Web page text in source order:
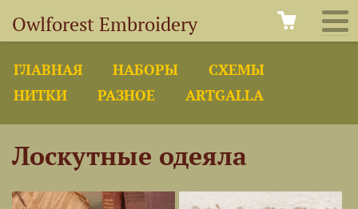
Owlforest Embroidery
ГЛАВНАЯ НАБОРЫ
СХЕМЫ
НИТКИ
РАЗНОЕ ARTGALLA
Лоскутные одеяла